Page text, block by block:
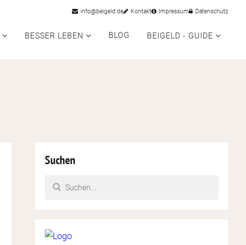
info@beigeld.de Kontakt Impressum Datenschutz
Digitale Einnahmen
BESSER LEBEN
Zeit managen
BLOG BEIGELD - GUIDE
Suchen